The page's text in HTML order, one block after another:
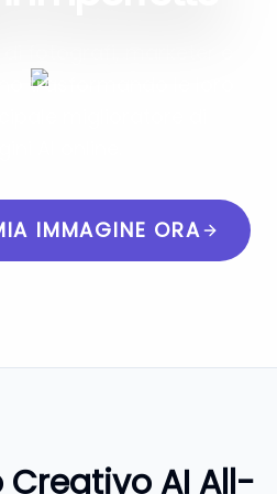
trasformando le loro
IMMAGINE ORA
Creativo AI All-